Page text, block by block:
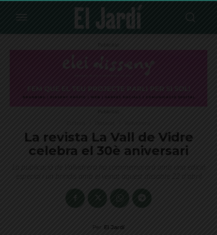
Publicitat
Publicitat
La revista La Vall de Vidre
celebra el 30è aniversari
La publicació de Vallvidrera ho commemorarà amb una edició
especial i un brindis amb el veïnat aquest dissabte 22 d'abril
Per El Jardí